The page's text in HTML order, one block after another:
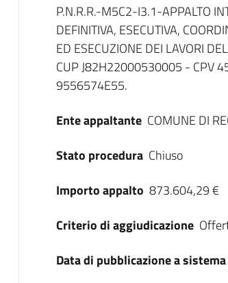
Dati del bando
P.N.R.R.-M5C2-I3.1-APPALTO
DEFINITIVA, ESECUTIVA,
ED ESECUZIONE DEI LAVORI
CUP J82H22000530005 - CPV
9556574E55.
Ente appaltante COMUNE DI
Stato procedura Chiuso
Importo appalto 873.604,29 €
Criterio di aggiudicazione
Data di pubblicazione a sistema